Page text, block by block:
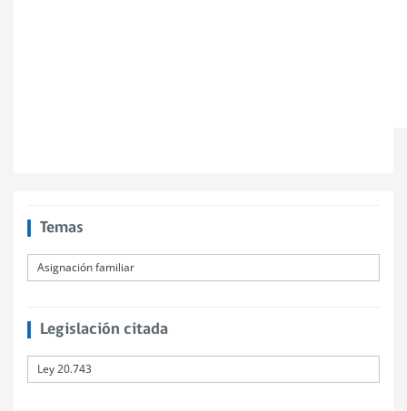
Temas
Asignación familiar
Legislación citada
Ley 20.743